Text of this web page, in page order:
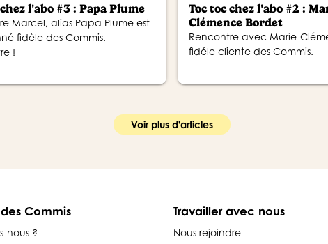
l'abo #3 : Papa Plume
Marcel, alias Papa Plume est
fidèle des Commis.
!
Toc toc chez l'abo #2 :
Clémence Bordet
Rencontre avec Marie-
fidéle cliente des Commis.
Voir plus d'articles
Commis
nous ?
Travailler avec nous
Nous rejoindre